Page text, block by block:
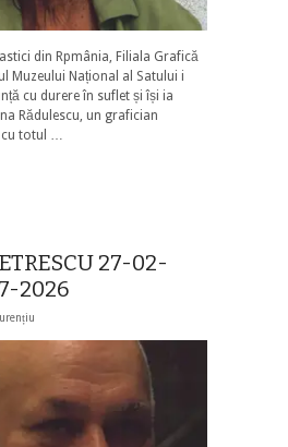
din Rpmânia, Filiala Grafică
Muzeului Național al Satului i
cu durere în suflet și își ia
Rădulescu, un grafician
totul …
27-02-
2026